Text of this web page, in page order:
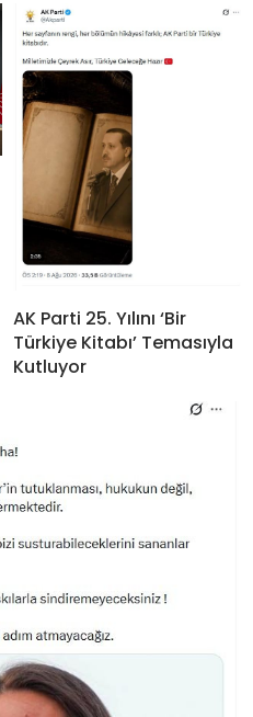
AK Parti 25. Yılını ‘Bir
Türkiye Kitabı’ Temasıyla
Kutluyor